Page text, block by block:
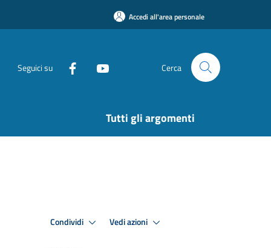
Accedi all'area personale
Seguici su Cerca
Tutti gli argomenti
Condividi Vedi azioni